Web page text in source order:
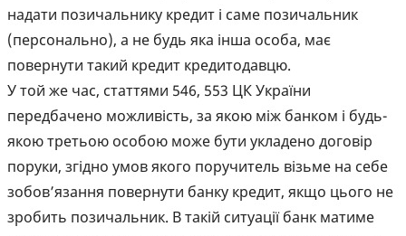
надати позичальнику кредит і саме позичальник
(персонально), а не будь яка інша особа, має
повернути такий кредит кредитодавцю.
У той же час, статтями 546, 553 ЦК України
передбачено можливість, за якою між банком і будь-
якою третьою особою може бути укладено договір
поруки, згідно умов якого поручитель візьме на себе
зобов’язання повернути банку кредит, якщо цього не
зробить позичальник. В такій ситуації банк матиме